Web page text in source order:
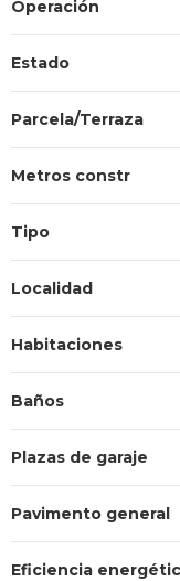
Operación
Estado
Parcela/Terraza
Metros constr
Tipo
Localidad
Habitaciones
Baños
Plazas de garaje
Pavimento general
Eficiencia